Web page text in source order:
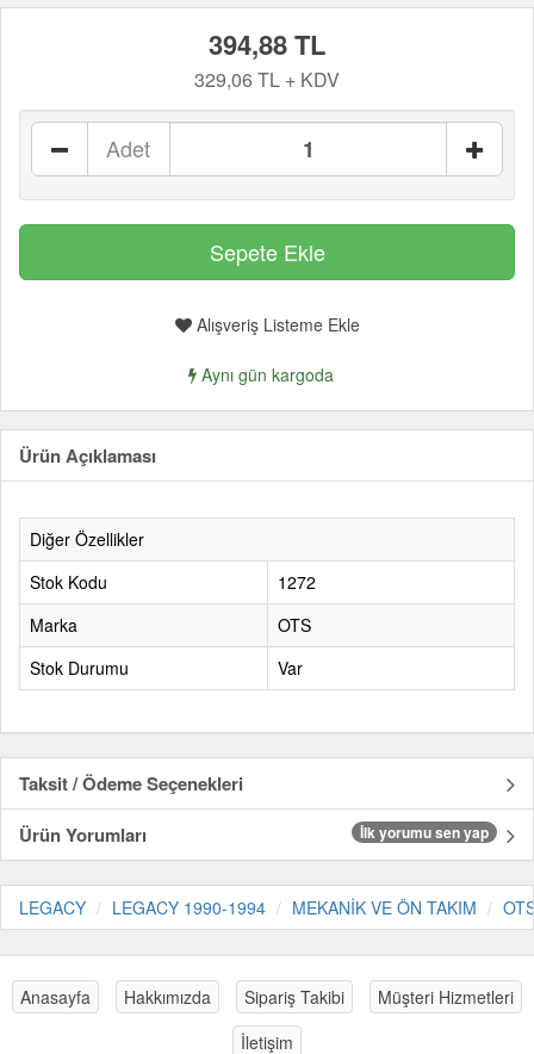
394,88 TL
329,06 TL + KDV
Adet
Alışveriş Listeme Ekle
Aynı gün kargoda
Ürün Açıklaması
Diğer Özellikler
Stok Kodu
1272
Marka
OTS
Stok Durumu
Var
Taksit / Ödeme Seçenekleri
Ürün Yorumları
İlk yorumu sen yap
LEGACY LEGACY 1990-1994 MEKANİK VE ÖN TAKIM
Anasayfa Hakkımızda Sipariş Takibi
Müşteri Hizmetleri
İletişim